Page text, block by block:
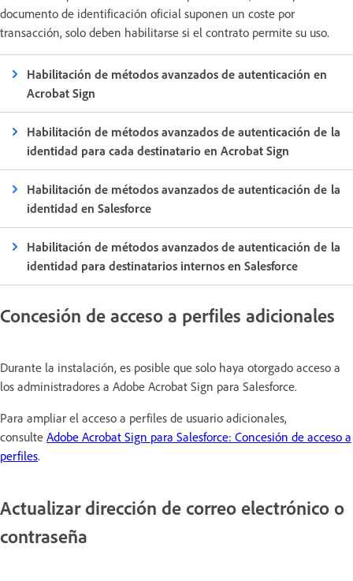
documento de identificación oficial suponen un coste por
transacción, solo deben habilitarse si el contrato permite su uso.
Habilitación de métodos avanzados de autenticación en
Acrobat Sign
Habilitación de métodos avanzados de autenticación de la
identidad para cada destinatario en Acrobat Sign
Habilitación de métodos avanzados de autenticación de la
identidad en Salesforce
Habilitación de métodos avanzados de autenticación de la
identidad para destinatarios internos en Salesforce
Concesión de acceso a perfiles adicionales
Durante la instalación, es posible que solo haya otorgado acceso a
los administradores a Adobe Acrobat Sign para Salesforce.
Para ampliar el acceso a perfiles de usuario adicionales,
consulte Adobe Acrobat Sign para Salesforce: Concesión de acceso a
perfiles.
Actualizar dirección de correo electrónico o
contraseña